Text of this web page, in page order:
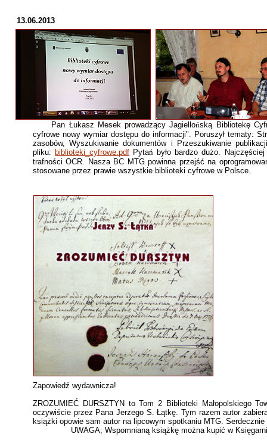
13.06.2013
Pan Łukasz Mesek prowadzący Jagiellońską Bibliotekę
cyfrowe nowy wymiar dostępu do informacji". Poruszył tematy:
zasobów, Wyszukiwanie dokumentów i Przeszukiwanie
pliku: biblioteki_cyfrowe.pdf Pytań było bardzo dużo.
trafności OCR. Nasza BC MTG powinna przejść na
stosowane przez prawie wszystkie biblioteki cyfrowe w Polsce.
Zapowiedź wydawnicza!
ZROZUMIEĆ DURSZTYN to Tom 2 Biblioteki Małopolskiego
oczywiście przez Pana Jerzego S. Łątkę. Tym razem autor
książki opowie sam autor na lipcowym spotkaniu MTG.
UWAGA; Wspomnianą książkę można kupić w Księgarni